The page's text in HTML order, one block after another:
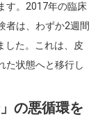
す。2017年の臨床
者は、わずか2週間
した。これは、皮
た状態へと移行し
の悪循環を